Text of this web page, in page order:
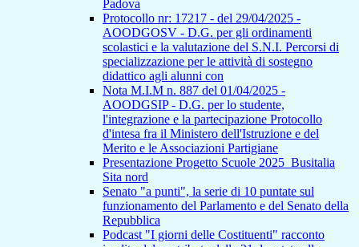
Padova
Protocollo nr: 17217 - del 29/04/2025 -
AOODGOSV - D.G. per gli ordinamenti
scolastici e la valutazione del S.N.I. Percorsi di
specializzazione per le attività di sostegno
didattico agli alunni con
Nota M.I.M n. 887 del 01/04/2025 -
AOODGSIP - D.G. per lo studente,
l'integrazione e la partecipazione Protocollo
d'intesa fra il Ministero dell'Istruzione e del
Merito e le Associazioni Partigiane
Presentazione Progetto Scuole 2025_Busitalia
Sita nord
Senato "a punti", la serie di 10 puntate sul
funzionamento del Parlamento e del Senato della
Repubblica
Podcast "I giorni delle Costituenti" racconto